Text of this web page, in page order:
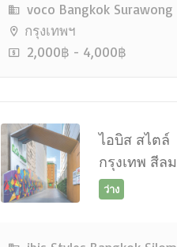
voco Bangkok Surawong
กรุงเทพฯ
2,000฿ - 4,000฿
ไอบิส สไตล์
กรุงเทพ สีลม
ว่าง